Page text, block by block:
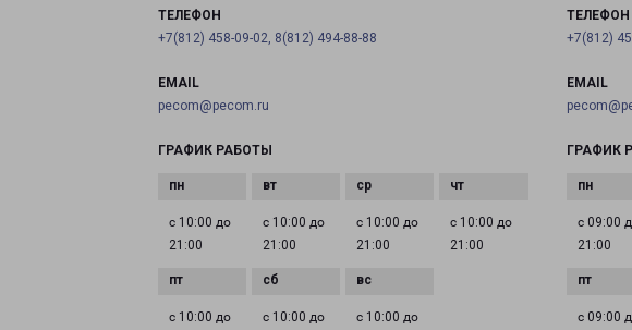
ТЕЛЕФОН
+7(812) 458-09-02, 8(812) 494-88-88
EMAIL
pecom@pecom.ru
ГРАФИК РАБОТЫ
с 10:00 до
21:00
с 10:00 до
21:00
с 10:00 до
21:00
с 10:00 до
21:00
с 10:00 до
с 10:00 до
с 10:00 до
ТЕЛЕФОН
+7(812)
EMAIL
ГРАФИК
с 09:00
21:00
с 09:00